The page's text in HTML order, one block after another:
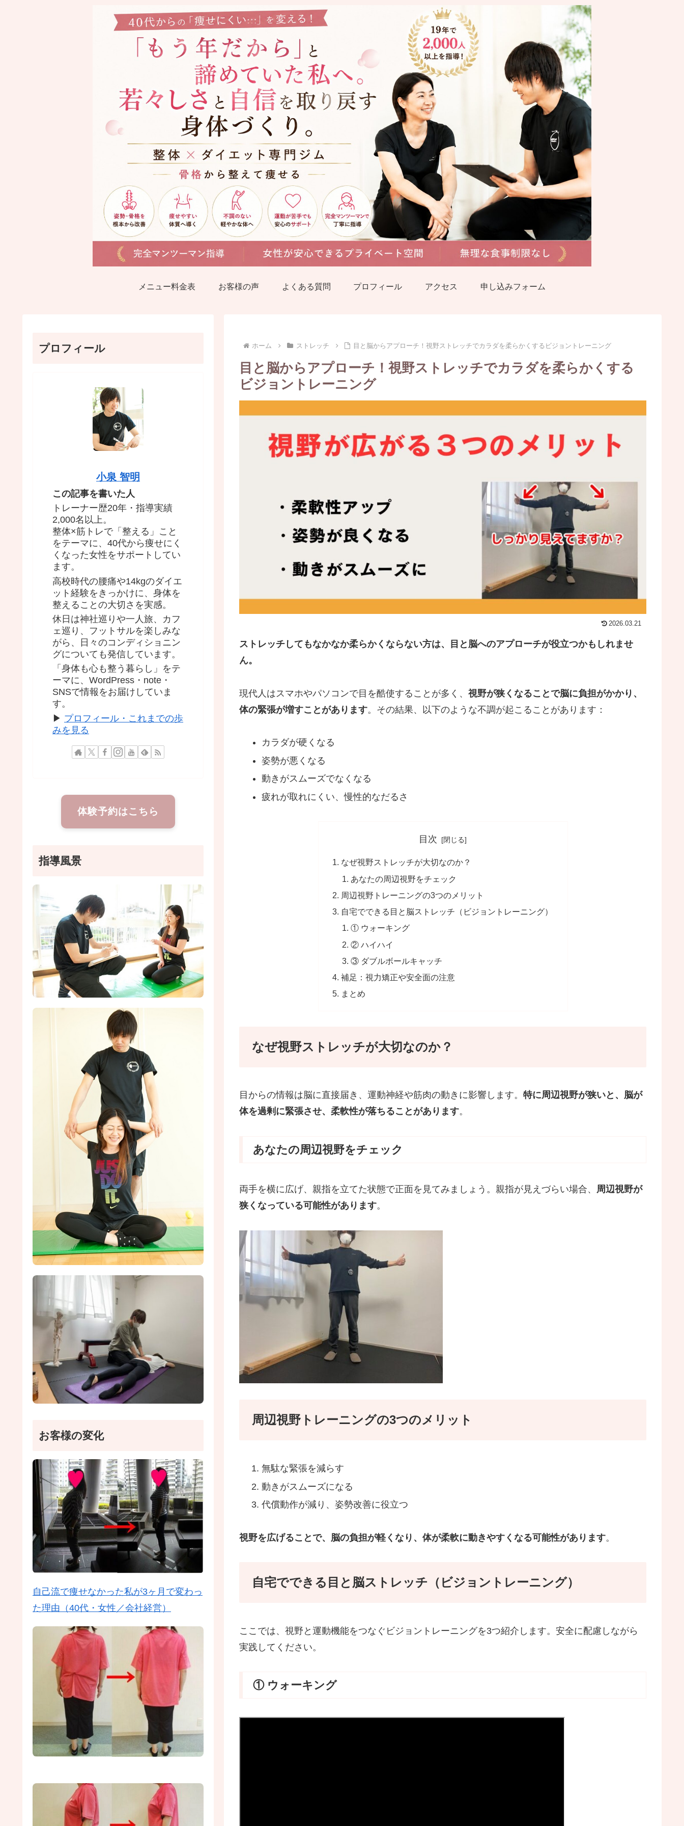
メニュー料金表 お客様の声 よくある質問 プロフィール アクセス 申し込みフォーム
ホーム ストレッチ 目と脳からアプローチ！視野ストレッチでカラダを柔らかくするビジョントレーニング
目と脳からアプローチ！視野ストレッチでカラダを柔らかくする
ビジョントレーニング
2026.03.21
ストレッチしてもなかなか柔らかくならない方は、目と脳へのアプローチが役立つかもしれませ
ん。
現代人はスマホやパソコンで目を酷使することが多く、 視野が狭くなることで脳に負担がかかり、
体の緊張が増すことがあります。その結果、以下のような不調が起こることがあります：
カラダが硬くなる
姿勢が悪くなる
動きがスムーズでなくなる
疲れが取れにくい、慢性的なだるさ
目次
なぜ視野ストレッチが大切なのか？
あなたの周辺視野をチェック
周辺視野トレーニングの3つのメリット
自宅でできる目と脳ストレッチ（ビジョントレーニング）
① ウォーキング
② ハイハイ
③ ダブルボールキャッチ
補足：視力矯正や安全面の注意
まとめ
なぜ視野ストレッチが大切なのか？
目からの情報は脳に直接届き、運動神経や筋肉の動きに影響します。 特に周辺視野が狭いと、脳が
体を過剰に緊張させ、柔軟性が落ちることがあります。
あなたの周辺視野をチェック
両手を横に広げ、親指を立てた状態で正面を見てみましょう。親指が見えづらい場合、 周辺視野が
狭くなっている可能性があります。
周辺視野トレーニングの3つのメリット
無駄な緊張を減らす
動きがスムーズになる
代償動作が減り、姿勢改善に役立つ
視野を広げることで、脳の負担が軽くなり、体が柔軟に動きやすくなる可能性があります。
自宅でできる目と脳ストレッチ（ビジョントレーニング）
ここでは、視野と運動機能をつなぐビジョントレーニングを3つ紹介します。安全に配慮しながら
実践してください。
① ウォーキング
プロフィール
小泉 智明
この記事を書いた人
トレーナー歴20年・指導実績
2,000名以上。
整体×筋トレで「整える」こと
をテーマに、40代から痩せにく
くなった女性をサポートしてい
ます。
高校時代の腰痛や14kgのダイエ
ット経験をきっかけに、身体を
整えることの大切さを実感。
休日は神社巡りや一人旅、カフ
ェ巡り、フットサルを楽しみな
がら、日々のコンディショニン
グについても発信しています。
「身体も心も整う暮らし」をテ
ーマに、WordPress・note・
SNSで情報をお届けしていま
す。
▶ プロフィール・これまでの歩
みを見る
体験予約はこちら
指導風景
お客様の変化
自己流で痩せなかった私が3ヶ月で変わっ
た理由（40代・女性／会社経営）